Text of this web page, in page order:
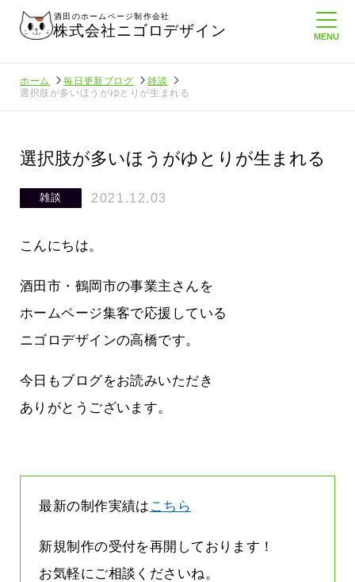
酒田のホームページ制作会社
株式会社ニゴロデザイン
ホーム 毎日更新ブログ
雑談
選択肢が多いほうがゆとりが生まれる
選択肢が多いほうがゆとりが生まれる
雑談 2021.12.03
こんにちは。
酒田市・鶴岡市の事業主さんを
ホームページ集客で応援している
ニゴロデザインの高橋です。
今日もブログをお読みいただき
ありがとうございます。
最新の制作実績は こちら
新規制作の受付を再開しております！
お気軽にご相談くださいね。
より利
酒田商工会議所さんへニゴロ通信を持
よね
2026.07.28